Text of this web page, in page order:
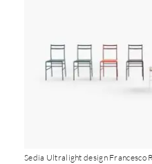
Sedia Ultralight design Francesco